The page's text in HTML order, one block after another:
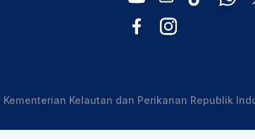
Kelautan dan Perikanan Republik